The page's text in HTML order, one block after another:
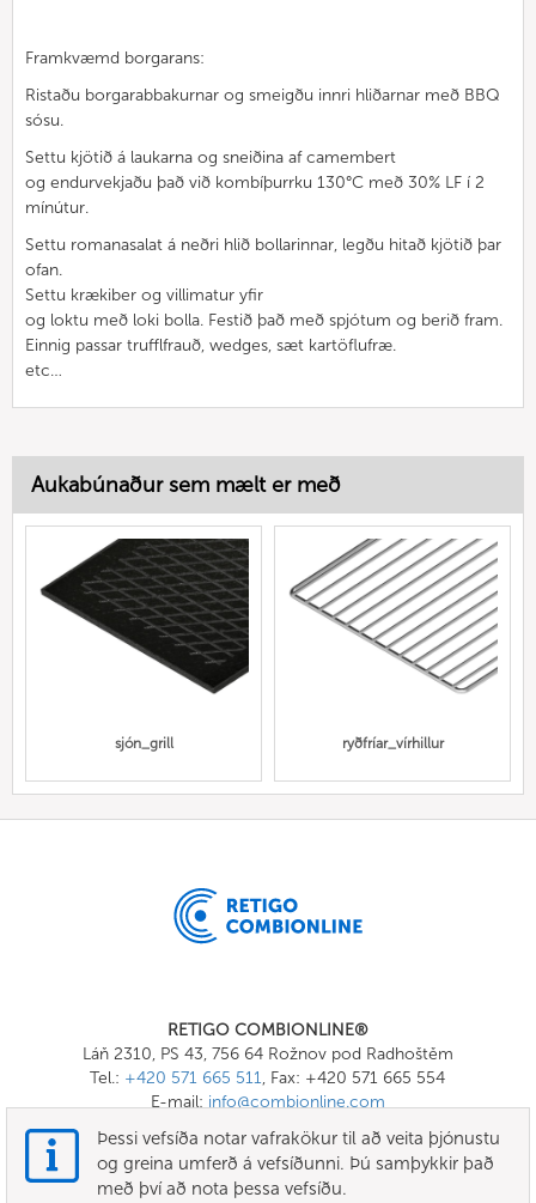
Framkvæmd borgarans:
Ristaðu borgarabbakurnar og smeigðu innri hliðarnar með BBQ
sósu.
Settu kjötið á laukarna og sneiðina af camembert
og endurvekjaðu það við kombíþurrku 130°C með 30% LF í 2
mínútur.
Settu romanasalat á neðri hlið bollarinnar, legðu hitað kjötið þar
ofan.
Settu krækiber og villimatur yfir
og loktu með loki bolla. Festið það með spjótum og berið fram.
Einnig passar trufflfrauð, wedges, sæt kartöflufræ.
etc…
Aukabúnaður sem mælt er með
sjón_grill ryðfríar_vírhillur
RETIGO COMBIONLINE®
Láň 2310, PS 43, 756 64 Rožnov pod Radhoštěm
Tel.: +420 571 665 511, Fax: +420 571 665 554
E-mail: info@combionline.com
OnlineMenu
Þessi vefsíða notar vafrakökur til að veita þjónustu
og greina umferð á vefsíðunni. Þú samþykkir það
með því að nota þessa vefsíðu.